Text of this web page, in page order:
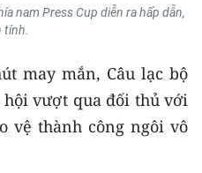
nam Press Cup diễn ra hấp dẫn,
tính.
may mắn, Câu lạc bộ
vượt qua đối thủ với
vệ thành công ngôi vô